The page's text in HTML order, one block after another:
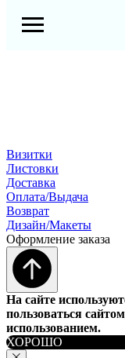
Визитки
Листовки
Доставка
Оплата/Выдача
Возврат
Дизайн/Макеты
Оформление заказа
На сайте
пользоваться
использованием.
ХОРОШО